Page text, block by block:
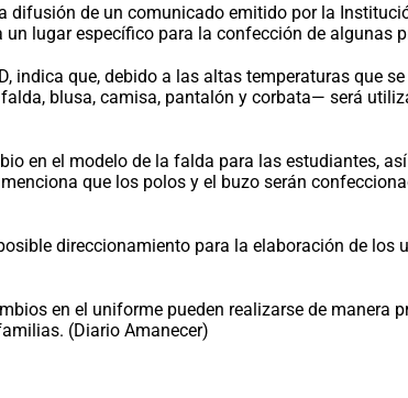
difusión de un comunicado emitido por la
lugar específico para la confección de algunas
indica que, debido a las altas temperaturas que
blusa, camisa, pantalón y corbata— será
en el modelo de la falda para las estudiantes,
que los polos y el buzo serán
direccionamiento para la elaboración de los
en el uniforme pueden realizarse de manera
(Diario Amanecer)